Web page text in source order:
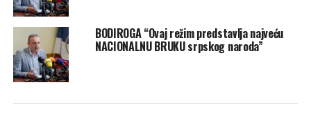
BODIROGA “Ovaj režim predstavlja najveću
NACIONALNU BRUKU srpskog naroda”